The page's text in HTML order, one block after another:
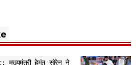
हेमंत सोरेन ने